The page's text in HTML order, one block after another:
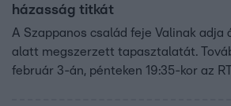
házasság titkát
A Szappanos család feje Valinak adja
alatt megszerzett tapasztalatát.
február 3-án, pénteken 19:35-kor az